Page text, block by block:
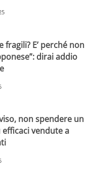
fragili? E’ perché non
dirai addio
non spendere un
vendute a